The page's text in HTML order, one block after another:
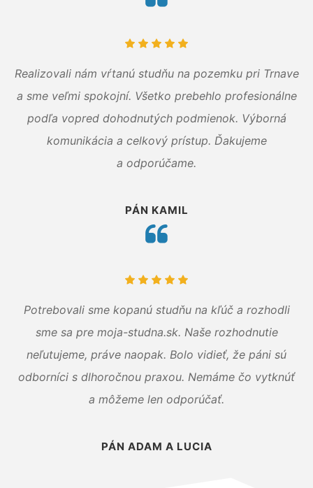
Realizovali nám vŕtanú studňu na pozemku pri Trnave
a sme veľmi spokojní. Všetko prebehlo profesionálne
podľa vopred dohodnutých podmienok. Výborná
komunikácia a celkový prístup. Ďakujeme
a odporúčame.
PÁN KAMIL
Potrebovali sme kopanú studňu na kľúč a rozhodli
sme sa pre moja-studna.sk. Naše rozhodnutie
neľutujeme, práve naopak. Bolo vidieť, že páni sú
odborníci s dlhoročnou praxou. Nemáme čo vytknúť
a môžeme len odporúčať.
PÁN ADAM A LUCIA